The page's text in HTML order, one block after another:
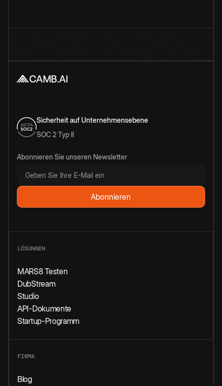
Sicherheit auf Unternehmensebene
SOC 2 Typ II
Abonnieren Sie unseren Newsletter
LÖSUNGEN
MARS8 Testen
DubStream
Studio
API-Dokumente
Startup-Programm
FIRMA
Blog